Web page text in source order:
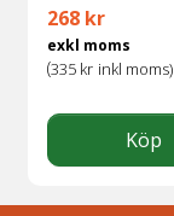
268 kr
exkl moms
(335 kr inkl moms)
Köp